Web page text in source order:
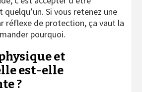
quelqu’un. Si vous retenez une
réflexe de protection, ça vaut la
pourquoi.
et
est-elle
?